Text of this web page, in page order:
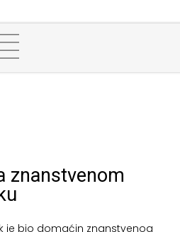
znanstvenom
je bio domaćin znanstvenog